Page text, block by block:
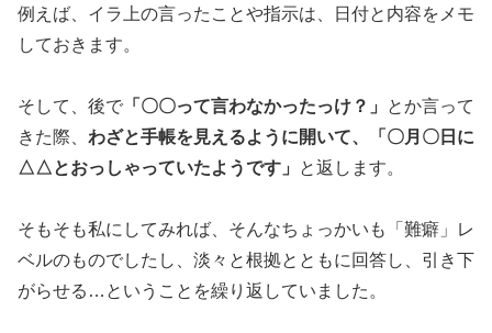
例えば、イラ上の言ったことや指示は、日付と内容をメモ
しておきます。
そして、後で 「〇〇って言わなかったっけ？」
とか言って
きた際、 わざと手帳を見えるように開いて、「〇月〇日に
△△とおっしゃっていたようです」
と返します。
そもそも私にしてみれば、そんなちょっかいも「難癖」レ
ベルのものでしたし、淡々と根拠とともに回答し、引き下
がらせる…ということを繰り返していました。